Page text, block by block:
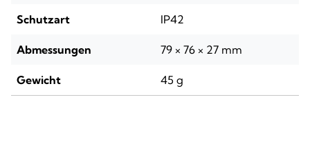
Schutzart IP42
Abmessungen 79 × 76 × 27 mm
Gewicht 45 g